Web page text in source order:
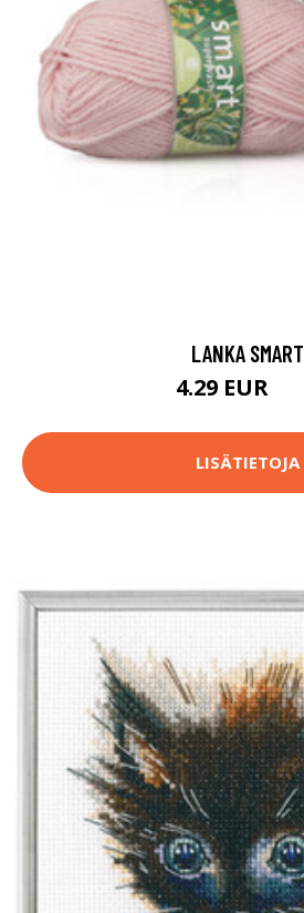
LANKA SMART
4.29 EUR
LISÄTIETOJA